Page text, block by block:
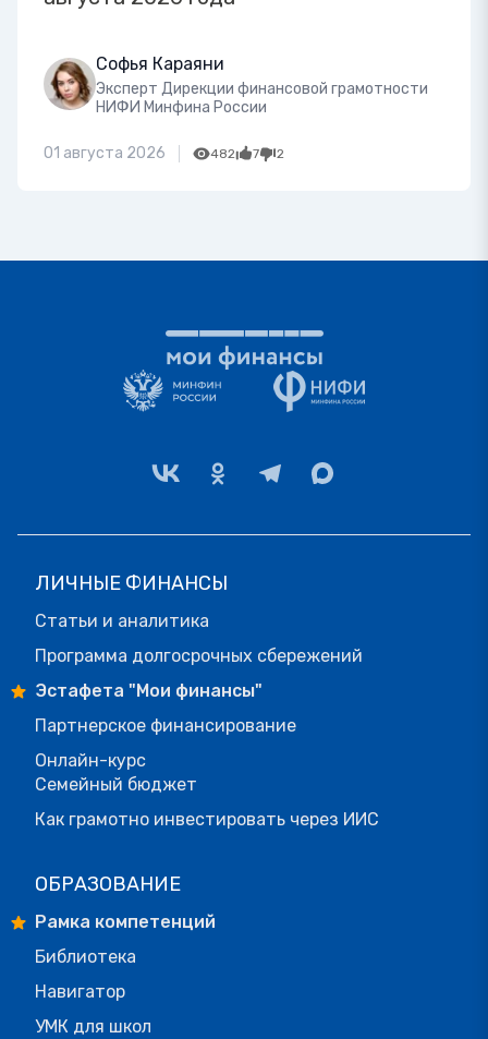
Софья Караяни
Эксперт Дирекции финансовой грамотности
НИФИ Минфина России
01 августа 2026 482 7 2
ЛИЧНЫЕ ФИНАНСЫ
Статьи и аналитика
Программа долгосрочных сбережений
Эстафета "Мои финансы"
Партнерское финансирование
Онлайн-курс
Семейный бюджет
Как грамотно инвестировать через ИИС
ОБРАЗОВАНИЕ
Рамка компетенций
Библиотека
Навигатор
УМК для школ